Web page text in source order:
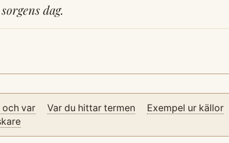
dag.
och var Var du hittar termen Exempel ur källor